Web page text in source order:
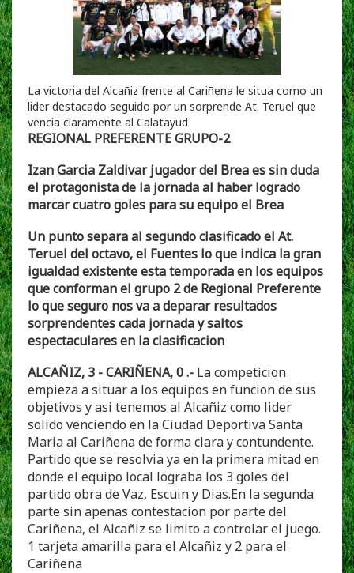
La victoria del Alcañiz frente al Cariñena le situa como un
lider destacado seguido por un sorprende At. Teruel que
vencia claramente al Calatayud
REGIONAL PREFERENTE GRUPO-2
Izan Garcia Zaldivar jugador del Brea es sin duda
el protagonista de la jornada al haber logrado
marcar cuatro goles para su equipo el Brea
Un punto separa al segundo clasificado el At.
Teruel del octavo, el Fuentes lo que indica la gran
igualdad existente esta temporada en los equipos
que conforman el grupo 2 de Regional Preferente
lo que seguro nos va a deparar resultados
sorprendentes cada jornada y saltos
espectaculares en la clasificacion
ALCAÑIZ, 3 - CARIÑENA, 0 .- La competicion
empieza a situar a los equipos en funcion de sus
objetivos y asi tenemos al Alcañiz como lider
solido venciendo en la Ciudad Deportiva Santa
Maria al Cariñena de forma clara y contundente.
Partido que se resolvia ya en la primera mitad en
donde el equipo local lograba los 3 goles del
partido obra de Vaz, Escuin y Dias.En la segunda
parte sin apenas contestacion por parte del
Cariñena, el Alcañiz se limito a controlar el juego.
1 tarjeta amarilla para el Alcañiz y 2 para el
Cariñena